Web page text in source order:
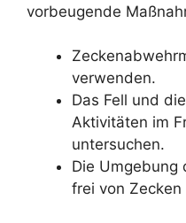
vorbeugende
verwenden.
Das Fell und
Aktivitäten im
untersuchen.
Die Umgebung
frei von Zecken